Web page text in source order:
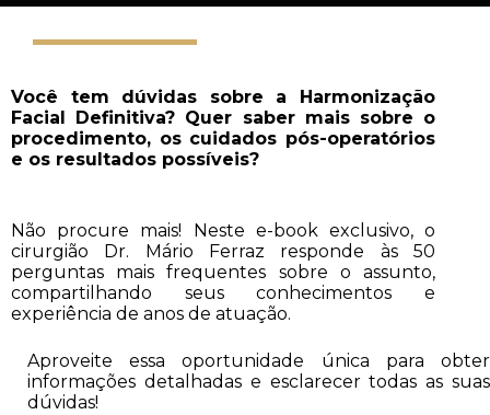
Você tem dúvidas sobre a Harmonização
Facial Definitiva? Quer saber mais sobre o
procedimento, os cuidados pós-operatórios
e os resultados possíveis?
Não procure mais! Neste e-book exclusivo, o
cirurgião Dr. Mário Ferraz responde às 50
perguntas mais frequentes sobre o assunto,
compartilhando seus conhecimentos e
experiência de anos de atuação.
Aproveite essa oportunidade única para obter
informações detalhadas e esclarecer todas as suas
dúvidas!